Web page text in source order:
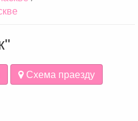
Схема праезду